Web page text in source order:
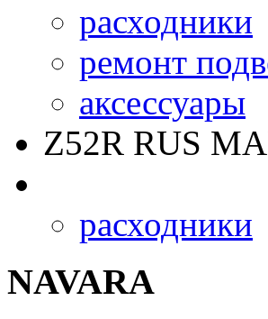
расходники
ремонт
аксессуары
Z52R RUS
расходники
NAVARA